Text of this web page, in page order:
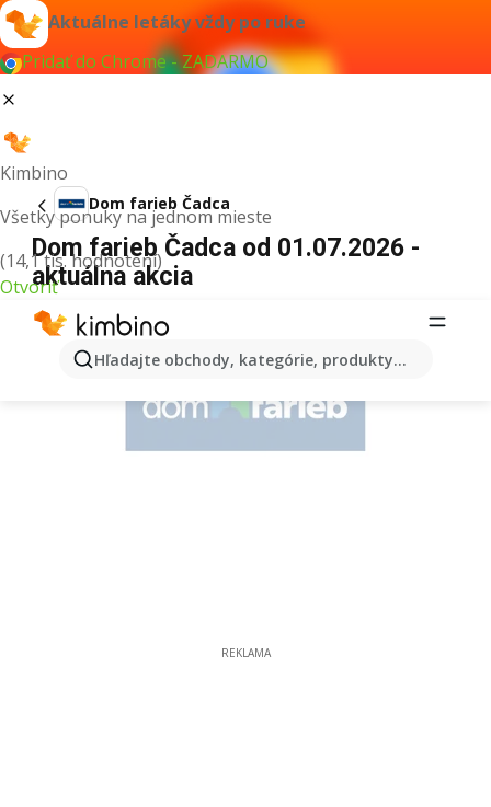
Aktuálne letáky vždy po ruke
Pridať do Chrome - ZADARMO
Kimbino
Všetky ponuky na jednom mieste
(14,1 tis. hodnotení)
Otvoriť
Hľadajte obchody, kategórie, produkty...
Dom farieb Čadca
Dom farieb Čadca od 01.07.2026 -
aktuálna akcia
REKLAMA